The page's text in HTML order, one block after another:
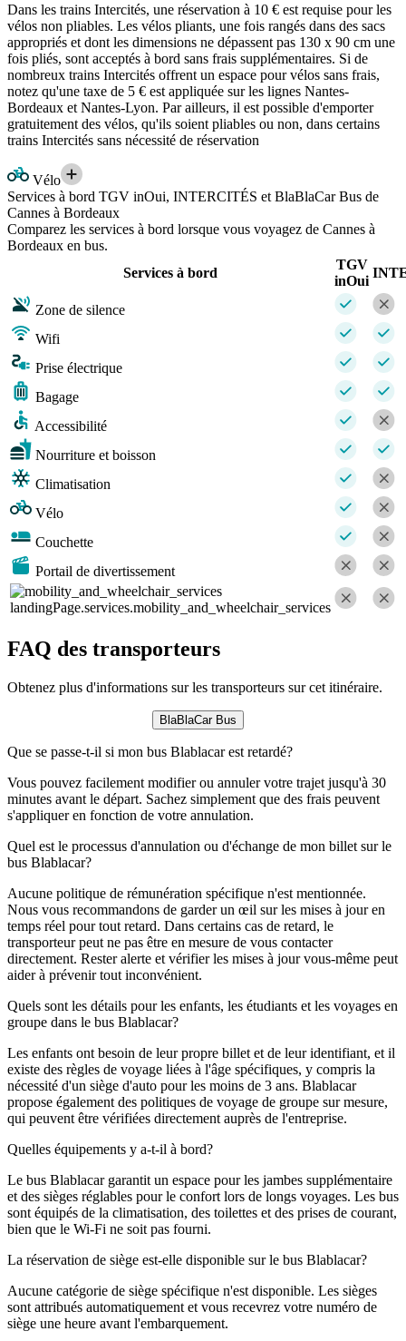
Dans les trains Intercités, une réservation à 10 € est requise pour les
vélos non pliables. Les vélos pliants, une fois rangés dans des sacs
appropriés et dont les dimensions ne dépassent pas 130 x 90 cm une
fois pliés, sont acceptés à bord sans frais supplémentaires. Si de
nombreux trains Intercités offrent un espace pour vélos sans frais,
notez qu'une taxe de 5 € est appliquée sur les lignes Nantes-
Bordeaux et Nantes-Lyon. Par ailleurs, il est possible d'emporter
gratuitement des vélos, qu'ils soient pliables ou non, dans certains
trains Intercités sans nécessité de réservation
Vélo
Services à bord TGV inOui, INTERCITÉS et BlaBlaCar Bus de
Cannes à Bordeaux
Comparez les services à bord lorsque vous voyagez de Cannes à
Bordeaux en bus.
Services à bord
TGV
inOui
Zone de silence
Wifi
Prise électrique
Bagage
Accessibilité
Nourriture et boisson
Climatisation
Vélo
Couchette
Portail de divertissement
landingPage.services.mobility_and_wheelchair_services
FAQ des transporteurs
Obtenez plus d'informations sur les transporteurs sur cet itinéraire.
BlaBlaCar Bus
Que se passe-t-il si mon bus Blablacar est retardé?
Vous pouvez facilement modifier ou annuler votre trajet jusqu'à 30
minutes avant le départ. Sachez simplement que des frais peuvent
s'appliquer en fonction de votre annulation.
Quel est le processus d'annulation ou d'échange de mon billet sur le
bus Blablacar?
Aucune politique de rémunération spécifique n'est mentionnée.
Nous vous recommandons de garder un œil sur les mises à jour en
temps réel pour tout retard. Dans certains cas de retard, le
transporteur peut ne pas être en mesure de vous contacter
directement. Rester alerte et vérifier les mises à jour vous-même peut
aider à prévenir tout inconvénient.
Quels sont les détails pour les enfants, les étudiants et les voyages en
groupe dans le bus Blablacar?
Les enfants ont besoin de leur propre billet et de leur identifiant, et il
existe des règles de voyage liées à l'âge spécifiques, y compris la
nécessité d'un siège d'auto pour les moins de 3 ans. Blablacar
propose également des politiques de voyage de groupe sur mesure,
qui peuvent être vérifiées directement auprès de l'entreprise.
Quelles équipements y a-t-il à bord?
Le bus Blablacar garantit un espace pour les jambes supplémentaire
et des sièges réglables pour le confort lors de longs voyages. Les bus
sont équipés de la climatisation, des toilettes et des prises de courant,
bien que le Wi-Fi ne soit pas fourni.
La réservation de siège est-elle disponible sur le bus Blablacar?
Aucune catégorie de siège spécifique n'est disponible. Les sièges
sont attribués automatiquement et vous recevrez votre numéro de
siège une heure avant l'embarquement.